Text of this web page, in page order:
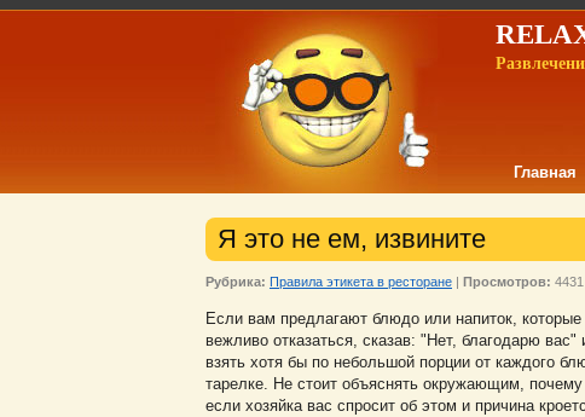
Главная
Я это не ем, извините
Рубрика: Правила этикета в ресторане | Просмотров: 4431
Если вам предлагают блюдо или напиток,
вежливо отказаться, сказав: "Нет, благодарю
взять хотя бы по небольшой порции от каждого
тарелке. Не стоит объяснять окружающим,
если хозяйка вас спросит об этом и причина